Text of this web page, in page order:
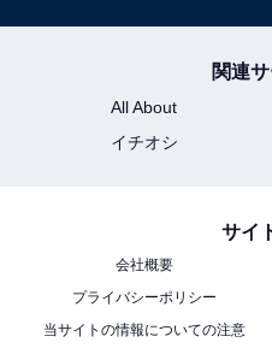
関連
All About
イチオシ
サイ
会社概要
プライバシーポリシー
当サイトの情報についての注意